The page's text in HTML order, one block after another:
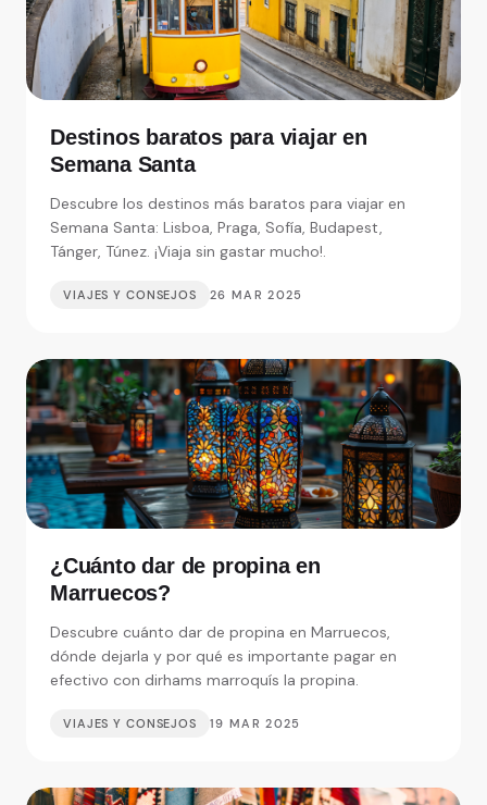
Destinos baratos para viajar en
Semana Santa
Descubre los destinos más baratos para viajar en
Semana Santa: Lisboa, Praga, Sofía, Budapest,
Tánger, Túnez. ¡Viaja sin gastar mucho!.
VIAJES Y CONSEJOS 26 MAR 2025
¿Cuánto dar de propina en
Marruecos?
Descubre cuánto dar de propina en Marruecos,
dónde dejarla y por qué es importante pagar en
efectivo con dirhams marroquís la propina.
VIAJES Y CONSEJOS 19 MAR 2025